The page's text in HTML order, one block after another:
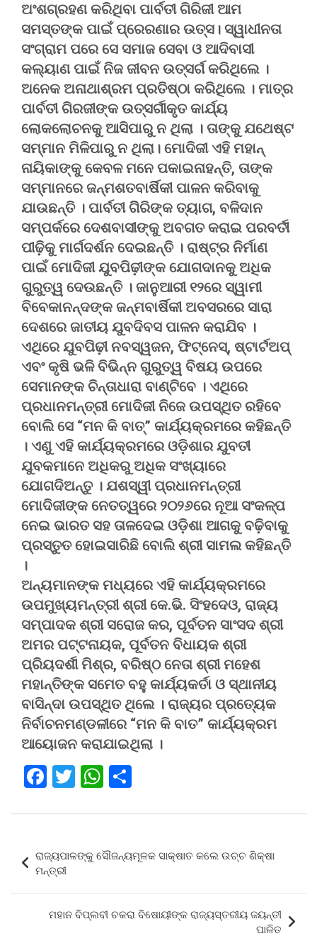
ଅଂଶଗ୍ରହଣ କରିଥିବା ପାର୍ବତୀ ଗିରିଜୀ ଆମ
ସମସ୍ତଙ୍କ ପାଇଁ ପ୍ରେରଣାର ଉତ୍ସ। ସ୍ୱାଧୀନତା
ସଂଗ୍ରାମ ପରେ ସେ ସମାଜ ସେବା ଓ ଆଦିବାସୀ
କଲ୍ୟାଣ ପାଇଁ ନିଜ ଜୀବନ ଉତ୍ସର୍ଗ କରିଥିଲେ ।
ଅନେକ ଅନାଥାଶ୍ରମ ପ୍ରତିଷ୍ଠା କରିଥିଲେ । ମାତ୍ର
ପାର୍ବତୀ ଗିରଜୀଙ୍କ ଉତ୍ସର୍ଗୀକୃତ କାର୍ଯ୍ୟ
ଲୋକଲୋଚନକୁ ଆସିପାରୁ ନ ଥିଲା । ତାଙ୍କୁ ଯଥେଷ୍ଟ
ସମ୍ମାନ ମିଳିପାରୁ ନ ଥିଲା। ମୋଦିଜୀ ଏହି ମହାନ୍
ନାୟିକାଙ୍କୁ କେବଳ ମନେ ପକାଇନାହନ୍ତି, ତାଙ୍କ
ସମ୍ମାନରେ ଜନ୍ମଶତବାର୍ଷିକୀ ପାଳନ କରିବାକୁ
ଯାଉଛନ୍ତି । ପାର୍ବତୀ ଗିିରିଙ୍କ ତ୍ୟାଗ, ବଳିଦାନ
ସମ୍ପର୍କରେ ଦେଶବାସୀଙ୍କୁ ଅବଗତ କରାଇ ପରବର୍ତୀ
ପୀଢ଼ିକୁ ମାର୍ଗଦର୍ଶନ ଦେଇଛନ୍ତି । ରାଷ୍ଟ୍ର ନିର୍ମାଣ
ପାଇଁ ମୋଦିଜୀ ଯୁବପିଢ଼ୀଙ୍କ ଯୋଗଦାନକୁ ଅଧିକ
ଗୁରୁତ୍ୱ ଦେଉଛନ୍ତି । ଜାନୁଆରୀ ୧୨ରେ ସ୍ୱାମୀ
ବିବେକାନନ୍ଦଙ୍କ ଜନ୍ମବାର୍ଷିକୀ ଅବସରରେ ସାରା
ଦେଶରେ ଜାତୀୟ ଯୁବଦିବସ ପାଳନ କରାଯିବ ।
ଏଥିରେ ଯୁବପିଢ଼ୀ ନବସ୍ୱଜନ, ଫିଟ୍‌ନେସ୍‌, ଷ୍ଟାର୍ଟଅପ୍
ଏବଂ କୃଷି ଭଳି ବିଭିନ୍ନ ଗୁରୁତ୍ୱ ବିଷୟ ଉପରେ
ସେମାନଙ୍କ ଚିନ୍ତାଧାରା ବାଣ୍ଟିବେ । ଏଥିରେ
ପ୍ରଧାନମନ୍ତ୍ରୀ ମୋଦିଜୀ ନିଜେ ଉପସ୍ଥିତ ରହିବେ
ବୋଲି ସେ “ମନ କି ବାତ୍‌” କାର୍ଯ୍ୟକ୍ରମରେ କହିଛନ୍ତି
। ଏଣୁ ଏହି କାର୍ଯ୍ୟକ୍ରମରେ ଓଡ଼ିଶାର ଯୁବତୀ
ଯୁବକମାନେ ଅଧିକରୁ ଅଧିକ ସଂଖ୍ୟାରେ
ଯୋଗଦିଅନ୍ତୁ । ଯଶସ୍ୱୀ ପ୍ରଧାନମନ୍ତ୍ରୀ
ମୋଦିଜୀଙ୍କ ନେତତ୍ୱରେ ୨୦୨୬ରେ ନୂଆ ସଂକଳ୍ପ
ନେଇ ଭାରତ ସହ ତାଳଦେଇ ଓଡ଼ିଶା ଆଗକୁ ବଢ଼ିବାକୁ
ପ୍ରସ୍ତୁତ ହୋଇସାରିଛି ବୋଲି ଶ୍ରୀ ସାମଲ କହିଛନ୍ତି
।
ଅନ୍ୟମାନଙ୍କ ମଧ୍ୟରେ ଏହି କାର୍ଯ୍ୟକ୍ରମରେ
ଉପମୁଖ୍ୟମନ୍ତ୍ରୀ ଶ୍ରୀ କେ.ଭି. ସିଂହଦେଓ, ରାଜ୍ୟ
ସମ୍ପାଦକ ଶ୍ରୀ ସରୋଜ କର, ପୂର୍ବତନ ସାଂସଦ ଶ୍ରୀ
ଅମର ପଟ୍ଟନାୟକ, ପୂର୍ବତନ ବିଧାୟକ ଶ୍ରୀ
ପ୍ରିୟଦର୍ଶୀ ମିଶ୍ର, ବରିଷ୍ଠ ନେତା ଶ୍ରୀ ମହେଶ
ମହାନ୍ତିଙ୍କ ସମେତ ବହୁ କାର୍ଯ୍ୟକର୍ତା ଓ ସ୍ଥାନୀୟ
ବାସିନ୍ଦା ଉପସ୍ଥିତ ଥିଲେ । ରାଜ୍ୟର ପ୍ରତ୍ୟେକ
ନିର୍ବାଚନମଣ୍ଡଳୀରେ “ମନ କି ବାତ” କାର୍ଯ୍ୟକ୍ରମ
ଆୟୋଜନ କରାଯାଇଥିଲା ।
F
ce
o
o
k
T
tt
W
at
s
A
p
p
ar
navigation
ରାଜ୍ୟପାଳଙ୍କୁ ସୌଜନ୍ୟମୂଳକ ସାକ୍ଷାତ କଲେ ଉଚ୍ଚ ଶିକ୍ଷା
ମନ୍ତ୍ରୀ
ମହାନ ବିପ୍ଲବୀ ଚକରା ବିଷୋୟୀଙ୍କ ରାଜ୍ୟସ୍ତରୀୟ ଜୟନ୍ତୀ
ପାଳିତ